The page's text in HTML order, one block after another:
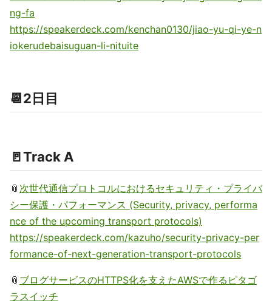
ng-fa
https://speakerdeck.com/kenchan0130/jiao-yu-qi-ye-n
iokerudebaisuguan-li-nituite
📆2日目
🚪Track A
📎 次世代通信プロトコルにおけるセキュリティ・プライバ
シー保護・パフォーマンス (Security, privacy, performa
nce of the upcoming transport protocols)
https://speakerdeck.com/kazuho/security-privacy-per
formance-of-next-generation-transport-protocols
📎 ブログサービスのHTTPS化を支えたAWSで作るピタゴ
ラスイッチ